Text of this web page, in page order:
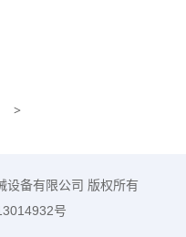
>
备有限公司 版权所有
号